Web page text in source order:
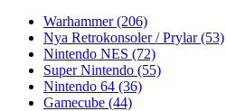
Warhammer(206)
Nya Retrokonsoler / Prylar(53)
Nintendo NES (72)
Super Nintendo (55)
Nintendo 64 (36)
Gamecube (44)